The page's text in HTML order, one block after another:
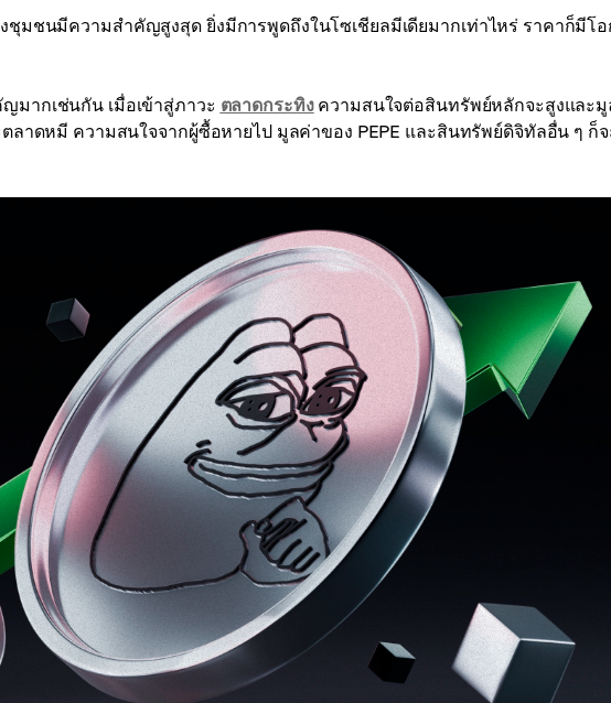
มชนมีความสำคัญสูงสุด ยิ่งมีการพูดถึงในโซเชียลมีเดียมากเท่าไหร่ ราคาก็มีโ
มากเช่นกัน เมื่อเข้าสู่ภาวะ ตลาดกระทิงความสนใจต่อสินทรัพย์หลักจะสูงและ
ลาดหมี ความสนใจจากผู้ซื้อหายไป มูลค่าของ PEPE และสินทรัพย์ดิจิทัลอื่น ๆ ก็